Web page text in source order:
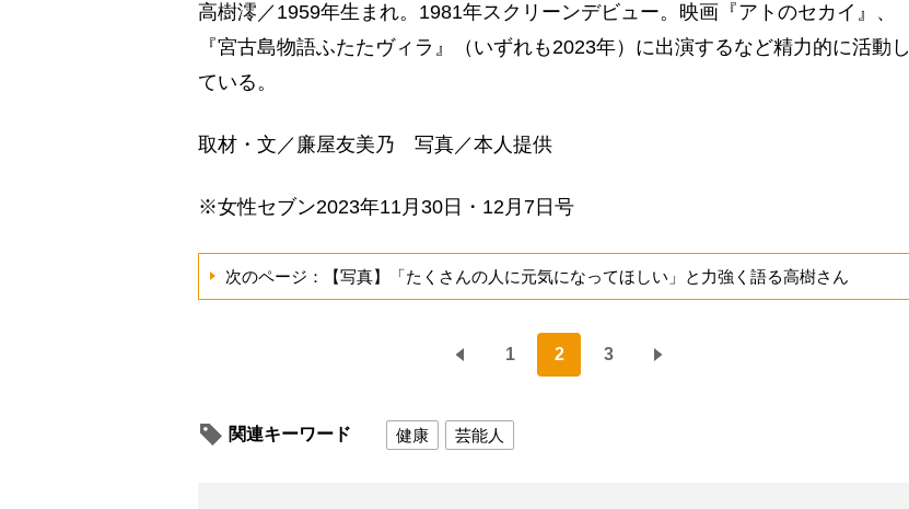
高樹澪／1959年生まれ。1981年スクリーンデビュー。映画『アトのセカイ』、
『宮古島物語ふたたヴィラ』（いずれも2023年）に出演するなど精力的に活動し
ている。
取材・文／廉屋友美乃 写真／本人提供
※女性セブン2023年11月30日・12月7日号
次のページ：【写真】「たくさんの人に元気になってほしい」と力強く語る高樹さん
1 2 3
関連キーワード 健康 芸能人